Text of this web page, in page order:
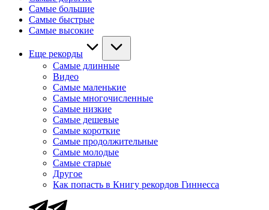
Самые большие
Самые быстрые
Самые высокие
Еще рекорды
Самые длинные
Видео
Самые маленькие
Самые многочисленные
Самые низкие
Самые дешевые
Самые короткие
Самые продолжительные
Самые молодые
Самые старые
Другое
Как попасть в Книгу рекордов Гиннесса
Telegram